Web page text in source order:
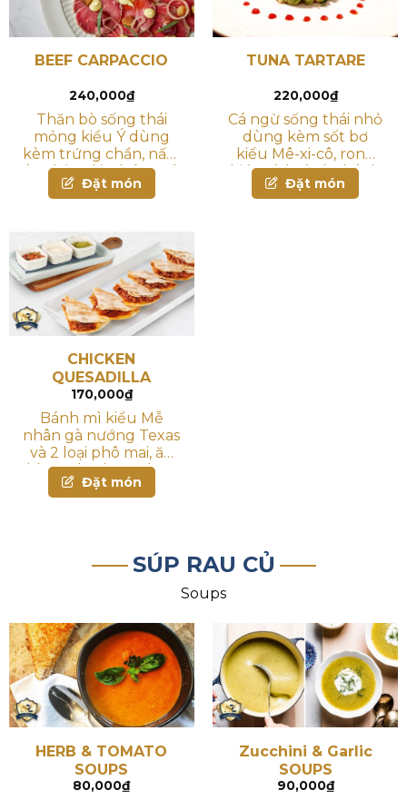
BEEF CARPACCIO
240,000₫
Thăn bò sống thái
mỏng kiểu Ý dùng
kèm trứng chần, nấm
áp chảo, dầu húng và
phô mai parmesan
Đặt món
TUNA TARTARE
220,000₫
Cá ngừ sống thái nhỏ
dùng kèm sốt bơ
kiểu Mê-xi-cô, rong
biển và hoành thánh
chiên giòn
Đặt món
CHICKEN
QUESADILLA
170,000₫
Bánh mì kiểu Mễ
nhân gà nướng Texas
và 2 loại phô mai, ăn
kèm salsa, kem chua
& guacamole
Đặt món
SÚP RAU CỦ
Soups
HERB & TOMATO
SOUPS
80,000₫
Zucchini & Garlic
SOUPS
90,000₫